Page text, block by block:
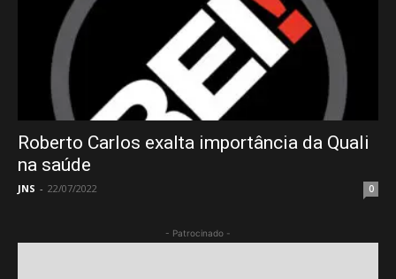
Roberto Carlos exalta importância da Quali
na saúde
JNS - 22/07/2022 0
- Patrocinado -